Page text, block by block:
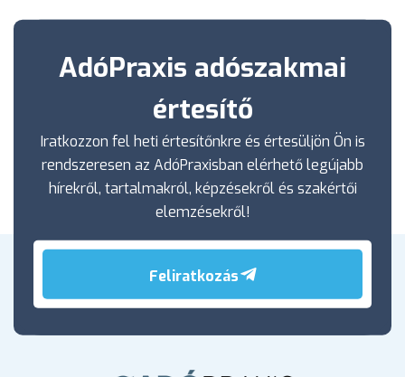
AdóPraxis adószakmai
értesítő
Iratkozzon fel heti értesítőnkre és értesüljön Ön is
rendszeresen az AdóPraxisban elérhető legújabb
hírekről, tartalmakról, képzésekről és szakértői
elemzésekről!
Feliratkozás